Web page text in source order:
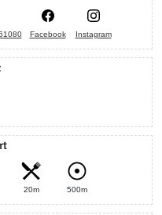
Facebook Instagram
20m 500m